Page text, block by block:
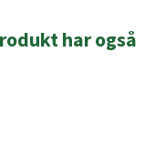
har også